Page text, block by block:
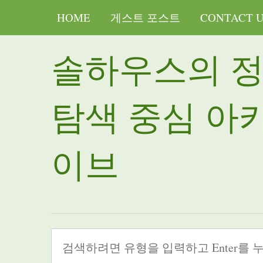
HOME 게스트 포스트 CONTACT
솔하우스의
탐색 중심 아
이브